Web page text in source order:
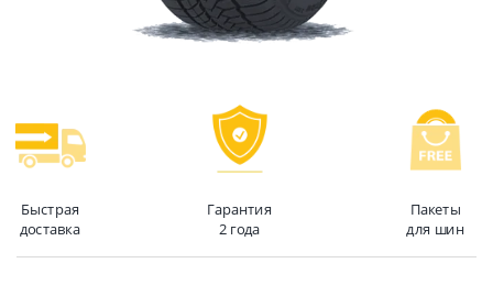
Быстрая
доставка
Гарантия
2 года
Пакеты
для шин